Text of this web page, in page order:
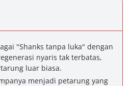
"Shanks tanpa luka" dengan
nyaris tak terbatas,
luar biasa.
menjadi petarung yang